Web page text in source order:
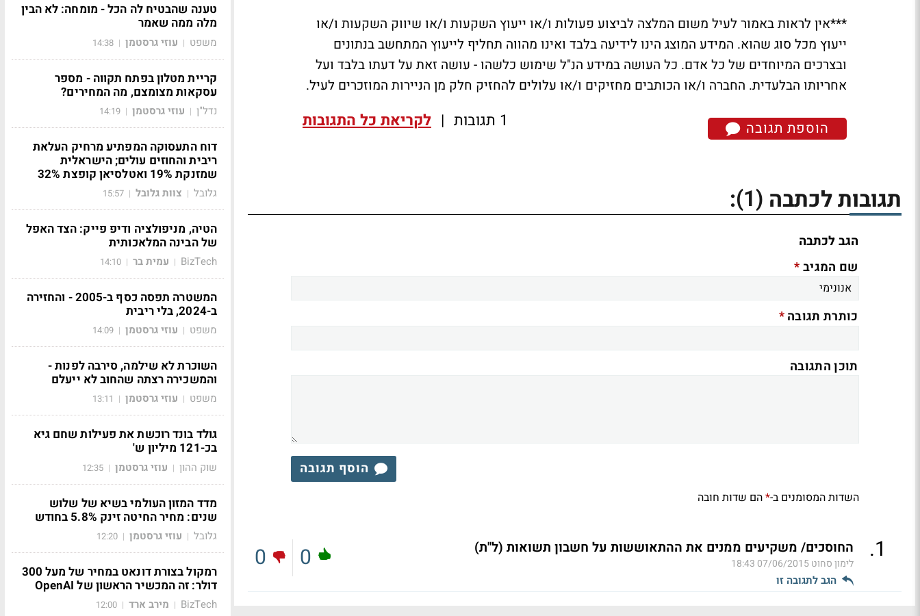
***אין לראות באמור לעיל משום המלצה לביצוע פעולות ו/או ייעוץ השקעות ו/או שיווק השקעות ו/או
ייעוץ מכל סוג שהוא. המידע המוצג הינו לידיעה בלבד ואינו מהווה תחליף לייעוץ המתחשב בנתונים
ובצרכים המיוחדים של כל אדם. כל העושה במידע הנ"ל שימוש כלשהו - עושה זאת על דעתו בלבד ועל
אחריותו הבלעדית. החברה ו/או הכותבים מחזיקים ו/או עלולים להחזיק חלק מן הניירות המוזכרים לעיל.
הוספת תגובה 1 תגובות | לקריאת כל התגובות
תגובות לכתבה (1)
:
הגב לכתבה
שם המגיב*
כותרת תגובה*
תוכן התגובה
הוסף תגובה
השדות המסומנים ב-*הם שדות חובה
1
. החוסכים/ משקיעים ממנים את ההתאוששות על חשבון תשואות (ל"ת)
לימון סחוט07/06/2015 18:43
הגב לתגובה זו
0
0
טענה שהבטיח לה הכל - מומחה: לא הבין
מלה ממה שאמר
משפט | עוזי גרסטמן |
14:38
קריית מטלון בפתח תקווה - מספר
עסקאות מצומצם, מה המחירים?
נדל"ן | עוזי גרסטמן |
14:19
דוח התעסוקה המפתיע מרחיק העלאת
ריבית והחוזים עולים; הישראלית
שמזנקת 19% ואטלסיאן קופצת 32%
גלובל | צוות גלובל |
15:57
הטיה, מניפולציה ודיפ פייק: הצד האפל
של הבינה המלאכותית
BizTech
| עמית בר |
14:10
המשטרה תפסה כסף ב-2005 - והחזירה
ב-2024, בלי ריבית
משפט | עוזי גרסטמן |
14:09
השוכרת לא שילמה, סירבה לפנות -
והמשכירה רצתה שהחוב לא ייעלם
משפט | עוזי גרסטמן |
13:11
גולד בונד רוכשת את פעילות שחם גיא
בכ-121 מיליון ש'
שוק ההון | עוזי גרסטמן |
12:35
מדד המזון העולמי בשיא של שלוש
שנים: מחיר החיטה זינק 5.8% בחודש
גלובל | עוזי גרסטמן |
12:20
רמקול בצורת דונאט במחיר של מעל 300
דולר: זה המכשיר הראשון של OpenAI
BizTech
| מירב ארד |
12:00